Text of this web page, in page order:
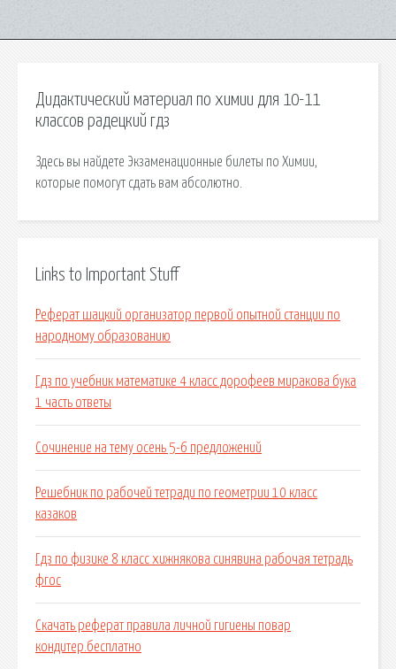
Дидактический материал по химии для 10-11
классов радецкий гдз
Здесь вы найдете Экзаменационные билеты по Химии,
которые помогут сдать вам абсолютно.
Links to Important Stuff
Реферат шацкий организатор первой опытной станции по
народному образованию
Гдз по учебник математике 4 класс дорофеев миракова бука
1 часть ответы
Сочинение на тему осень 5-6 предложений
Решебник по рабочей тетради по геометрии 10 класс
казаков
Гдз по физике 8 класс хижнякова синявина рабочая тетрадь
фгос
Скачать реферат правила личной гигиены повар
кондитер.бесплатно